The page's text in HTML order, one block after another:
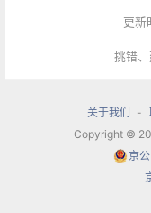
亚穆纳、恒河奏
印度洋的波浪唱
更新
挑错、
关于我们 -
Copyright ©
京